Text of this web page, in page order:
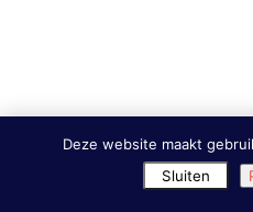
Deze website maakt
Sluiten